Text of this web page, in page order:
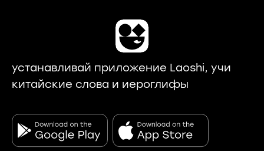
устанавливай приложение Laoshi, учи
китайские слова и иероглифы